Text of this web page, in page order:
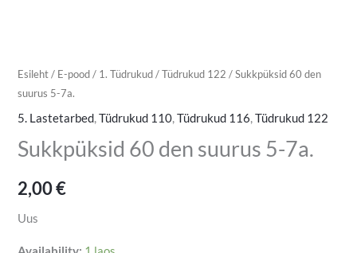
Esileht/ E-pood/ 1. Tüdrukud/Tüdrukud 122 / Sukkpüksid 60 den
suurus 5-7a.
5. Lastetarbed,Tüdrukud 110,Tüdrukud 116,Tüdrukud 122
Sukkpüksid 60 den suurus 5-7a.
2,00€
Uus